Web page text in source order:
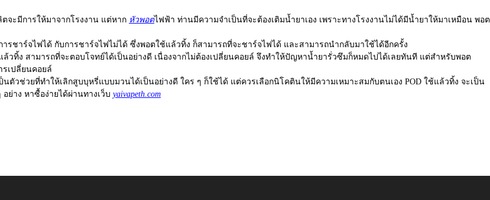
ตจะมีการให้มาจากโรงงาน แต่หาก หัวพอตไฟฟ้า ท่านมีความจำเป็นที่จะต้องเติมน้ำยาเอง เพราะทางโรงงานไม่ได้มีน้ำยาให้มาเหมือน พอต
ชาร์จไฟได้ กับการชาร์จไฟไม่ได้ ซึ่งพอตใช้แล้วทิ้ง ก็สามารถที่จะชาร์จไฟได้ และสามารถนำกลับมาใช้ได้อีกครั้ง
ล้วทิ้ง สามารถที่จะตอบโจทย์ได้เป็นอย่างดี เนื่องจากไม่ต้องเปลี่ยนคอยล์ จึงทำให้ปัญหาน้ำยารั่วซึมก็หมดไปได้เลยทันที แต่สำหรับพอต
เปลี่ยนคอยล์
นตัวช่วยที่ทำให้เลิกสูบบุหรี่แบบมวนได้เป็นอย่างดี ใคร ๆ ก็ใช้ได้ แต่ควรเลือกนิโคตินให้มีความเหมาะสมกับตนเอง POD ใช้แล้วทิ้ง จะเป็น
ย่าง หาซื้อง่ายได้ผ่านทางเว็บ yaivapeth.com